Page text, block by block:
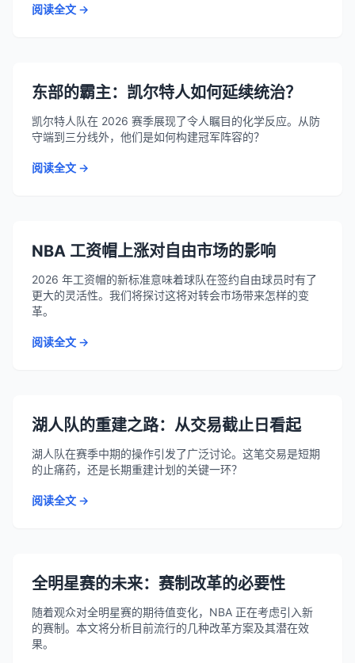
阅读全文 →
东部的霸主：凯尔特人如何延续统治？
凯尔特人队在 2026 赛季展现了令人瞩目的化学反应。从防
守端到三分线外，他们是如何构建冠军阵容的？
阅读全文 →
NBA 工资帽上涨对自由市场的影响
2026 年工资帽的新标准意味着球队在签约自由球员时有了
更大的灵活性。我们将探讨这将对转会市场带来怎样的变
革。
阅读全文 →
湖人队的重建之路：从交易截止日看起
湖人队在赛季中期的操作引发了广泛讨论。这笔交易是短期
的止痛药，还是长期重建计划的关键一环？
阅读全文 →
全明星赛的未来：赛制改革的必要性
随着观众对全明星赛的期待值变化，NBA 正在考虑引入新
的赛制。本文将分析目前流行的几种改革方案及其潜在效
果。